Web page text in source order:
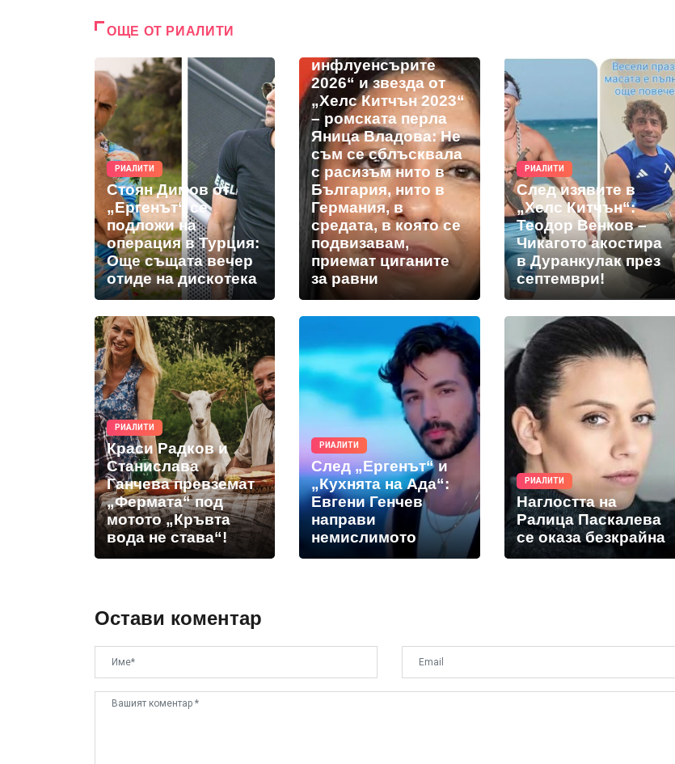
ОЩЕ ОТ РИАЛИТИ
РИАЛИТИ
Стоян Димов от
„Ергенът“ се
подложи на
операция в Турция:
Още същата вечер
отиде на дискотека
инфлуенсърите
2026“ и звезда от
„Хелс Китчън 2023“
– ромската перла
Яница Владова: Не
съм се сблъсквала
с расизъм нито в
България, нито в
Германия, в
средата, в която се
подвизавам,
приемат циганите
за равни
РИАЛИТИ
След изявите в
„Хелс Китчън“:
Теодор Венков –
Чикагото акостира
в Дуранкулак през
септември!
РИАЛИТИ
Краси Радков и
Станислава
Ганчева превземат
„Фермата“ под
мотото „Кръвта
вода не става“!
РИАЛИТИ
След „Ергенът“ и
„Кухнята на Ада“:
Евгени Генчев
направи
немислимото
РИАЛИТИ
Наглостта на
Ралица Паскалева
се оказа безкрайна
Остави коментар